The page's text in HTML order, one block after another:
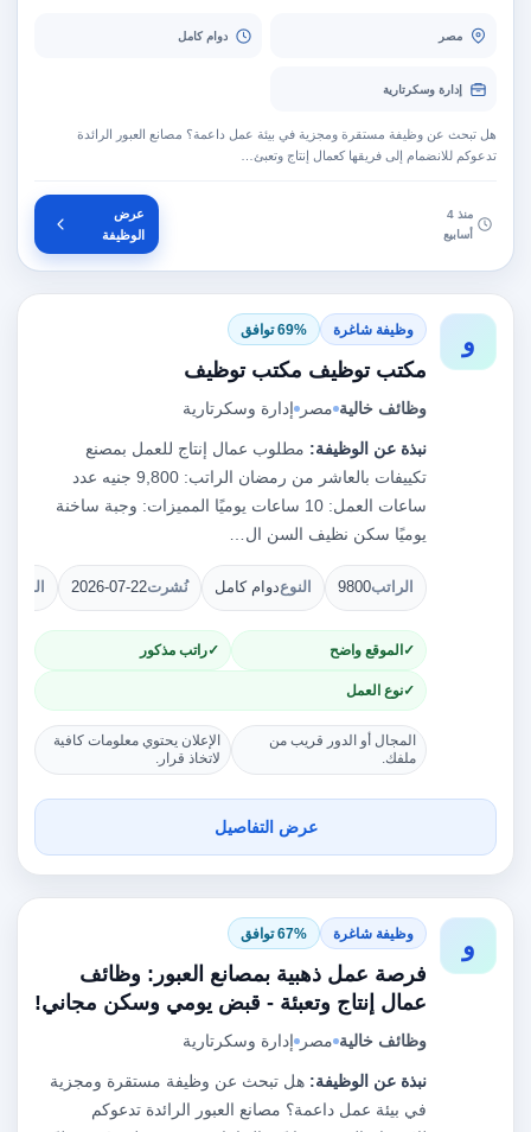
مصر دوام كامل
إدارة وسكرتارية
هل تبحث عن وظيفة مستقرة ومجزية في بيئة عمل داعمة؟ مصانع العبور الرائدة
تدعوكم للانضمام إلى فريقها كعمال إنتاج وتعبئ…
منذ 4
أسابيع
عرض
الوظيفة
و وظيفة شاغرة 69% توافق
مكتب توظيف مكتب توظيف
وظائف خالية مصر إدارة وسكرتارية
نبذة عن الوظيفة: مطلوب عمال إنتاج للعمل بمصنع
تكييفات بالعاشر من رمضان الراتب: 9,800 جنيه عدد
ساعات العمل: 10 ساعات يوميًا المميزات: وجبة ساخنة
يوميًا سكن نظيف السن ال…
الراتب9800 النوعدوام كامل نُشرت2026-07-22
الموقع واضح راتب مذكور
نوع العمل
المجال أو الدور قريب من
ملفك.
الإعلان يحتوي معلومات كافية
لاتخاذ قرار.
عرض التفاصيل
و وظيفة شاغرة 67% توافق
فرصة عمل ذهبية بمصانع العبور: وظائف
عمال إنتاج وتعبئة - قبض يومي وسكن مجاني!
وظائف خالية مصر إدارة وسكرتارية
نبذة عن الوظيفة: هل تبحث عن وظيفة مستقرة ومجزية
في بيئة عمل داعمة؟ مصانع العبور الرائدة تدعوكم